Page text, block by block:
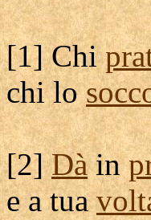
[1] Chi
chi lo
[2]Dàin
e a tua